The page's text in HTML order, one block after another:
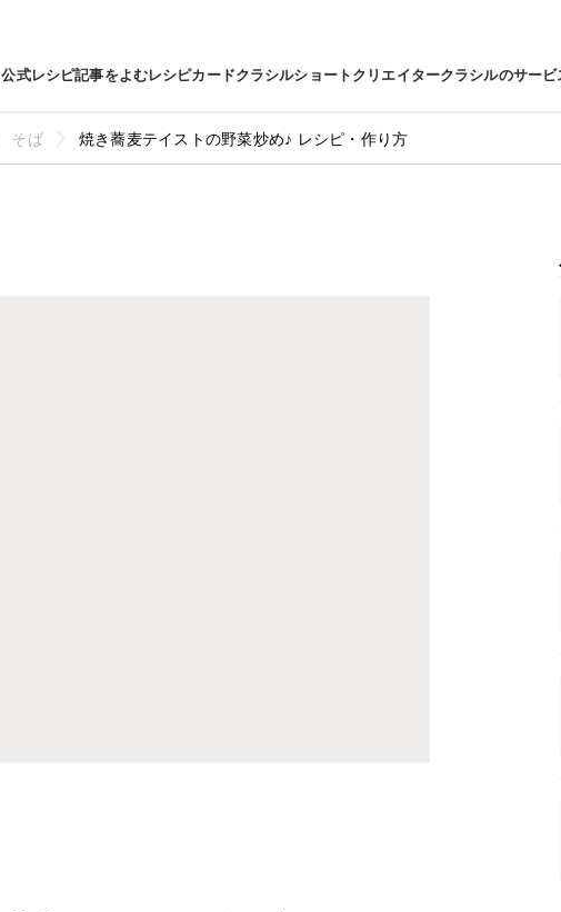
公式レシピ記事をよむレシピカードクラシルショートクリエイタークラシルのサービ
そば 焼き蕎麦テイストの野菜炒め♪ レシピ・作り方